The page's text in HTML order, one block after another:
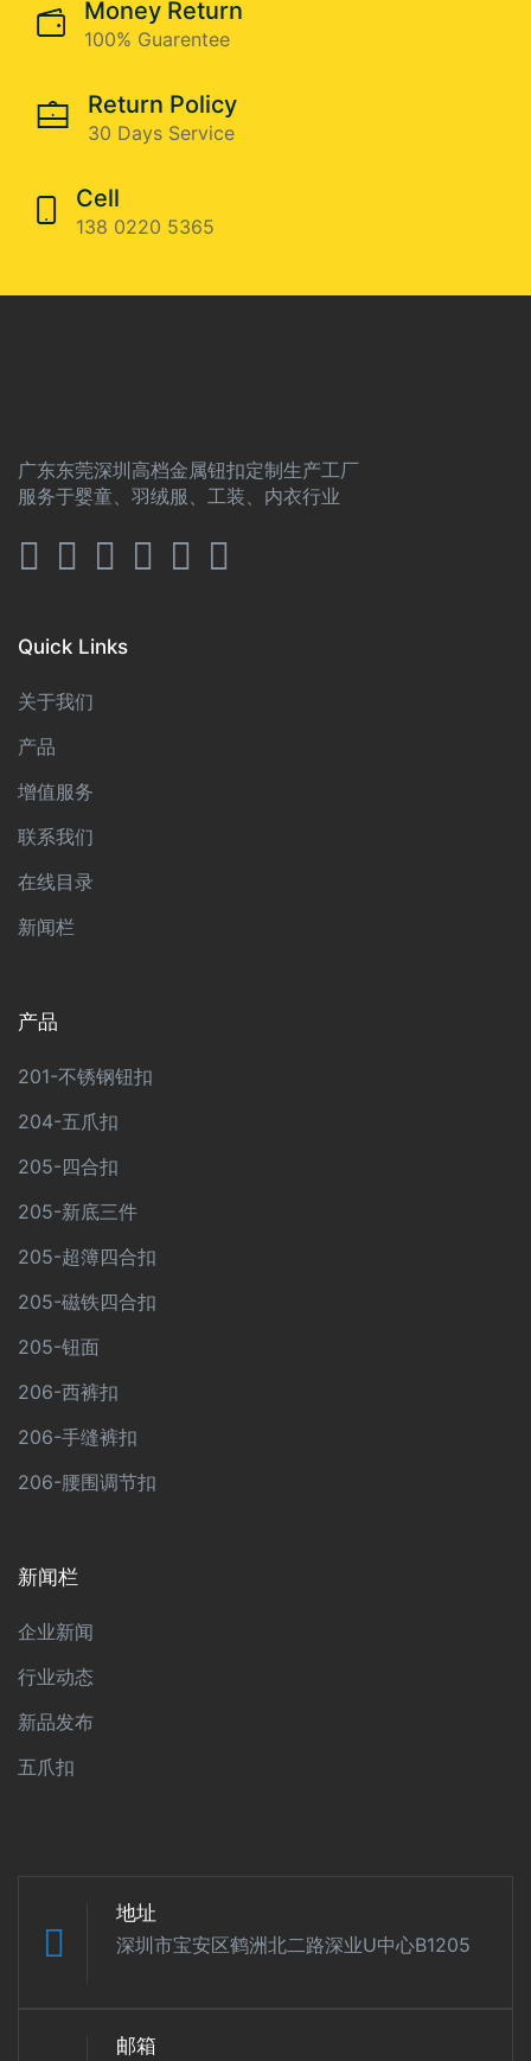
Money Return
100% Guarentee
Return Policy
30 Days Service
Cell
138 0220 5365
广东东莞深圳高档金属钮扣定制生产工厂
服务于婴童、羽绒服、工装、内衣行业
Quick Links
关于我们
产品
增值服务
联系我们
在线目录
新闻栏
产品
201-不锈钢钮扣
204-五爪扣
205-四合扣
205-新底三件
205-超簿四合扣
205-磁铁四合扣
205-钮面
206-西裤扣
206-手缝裤扣
206-腰围调节扣
新闻栏
企业新闻
行业动态
新品发布
五爪扣
地址
深圳市宝安区鹤洲北二路深业U中心B1205
邮箱